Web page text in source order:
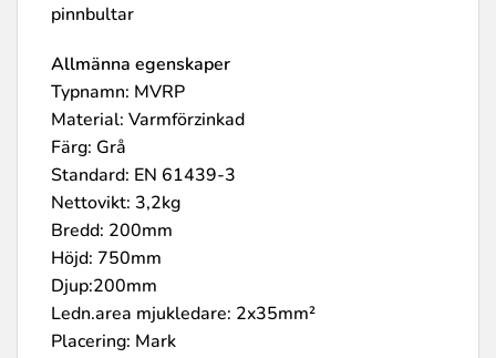
pinnbultar
Allmänna egenskaper
Typnamn: MVRP
Material: Varmförzinkad
Färg: Grå
Standard: EN 61439-3
Nettovikt: 3,2kg
Bredd: 200mm
Höjd: 750mm
Djup:200mm
Ledn.area mjukledare: 2x35mm²
Placering: Mark